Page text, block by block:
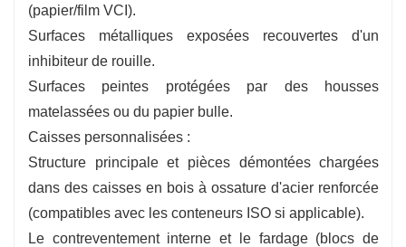
(papier/film VCI).
Surfaces métalliques exposées recouvertes d'un
inhibiteur de rouille.
Surfaces peintes protégées par des housses
matelassées ou du papier bulle.
Caisses personnalisées :
Structure principale et pièces démontées chargées
dans des caisses en bois à ossature d'acier renforcée
(compatibles avec les conteneurs ISO si applicable).
Le contreventement interne et le fardage (blocs de